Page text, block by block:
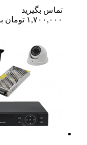
تماس بگیرید
۱,۷۰۰,۰۰۰ تومان